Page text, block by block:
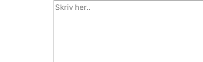
Skriv